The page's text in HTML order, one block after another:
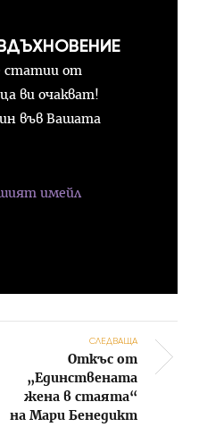
статии от
ви очакват!
във Вашата
имейл
СЛЕДВАЩА
Откъс от
„Единствената
жена в стаята“
на Мари Бенедикт